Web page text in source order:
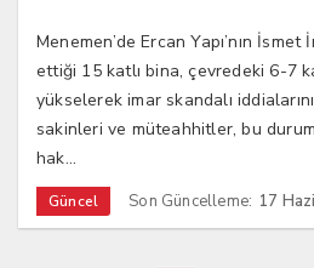
Menemen’de Ercan Yapı’nın
ettiği 15 katlı bina, çevredeki 6-7
yükselerek imar skandalı
sakinleri ve müteahhitler, bu
hak...
Güncel Son Güncelleme: 17